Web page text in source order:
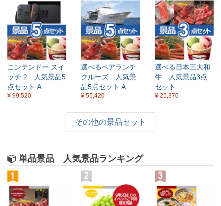
ニンテンドー スイ
ッチ 2 人気景品5
点セット A
¥ 99,520
選べるペアランチ
クルーズ 人気景
品5点セット A
¥ 55,420
選べる日本三大和
牛 人気景品3点
セット
¥ 25,370
その他の景品セット
単品景品 人気景品ランキング